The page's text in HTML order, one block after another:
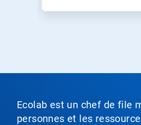
Ecolab est un chef de file
personnes et les